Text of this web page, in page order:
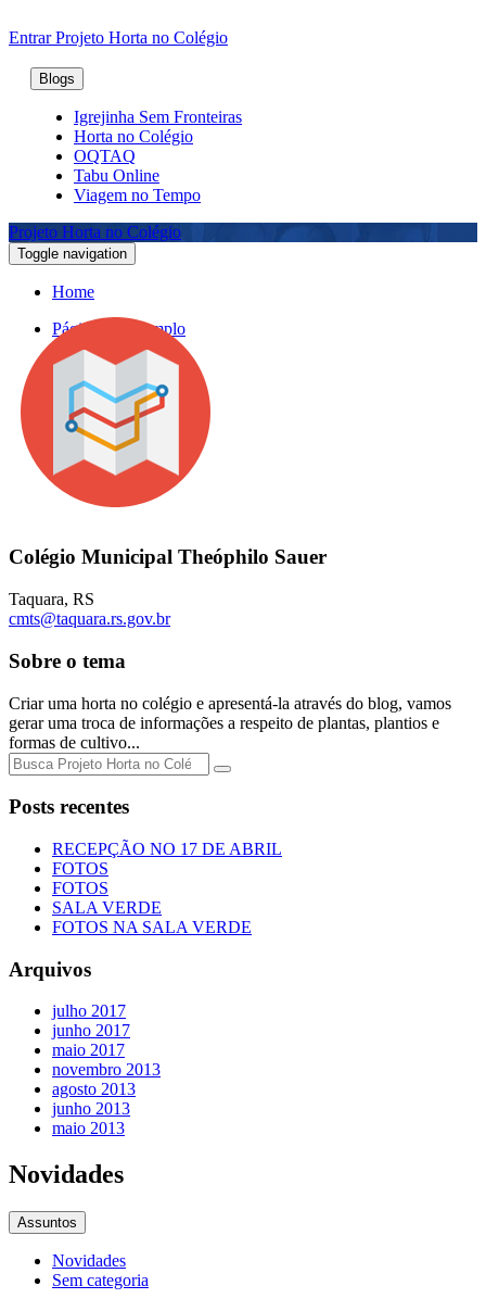
EntrarProjeto Horta no Colégio
Blogs
Igrejinha Sem Fronteiras
Horta no Colégio
OQTAQ
Tabu Online
Viagem no Tempo
Projeto Horta no Colégio
Toggle navigation
Home
Página de Exemplo
Colégio Municipal Theóphilo Sauer
Taquara, RS
cmts@taquara.rs.gov.br
Sobre o tema
Criar uma horta no colégio e apresentá-la através do blog, vamos
gerar uma troca de informações a respeito de plantas, plantios e
formas de cultivo...
Posts recentes
RECEPÇÃO NO 17 DE ABRIL
FOTOS
FOTOS
SALA VERDE
FOTOS NA SALA VERDE
Arquivos
julho 2017
junho 2017
maio 2017
novembro 2013
agosto 2013
junho 2013
maio 2013
Novidades
Assuntos
Novidades
Sem categoria